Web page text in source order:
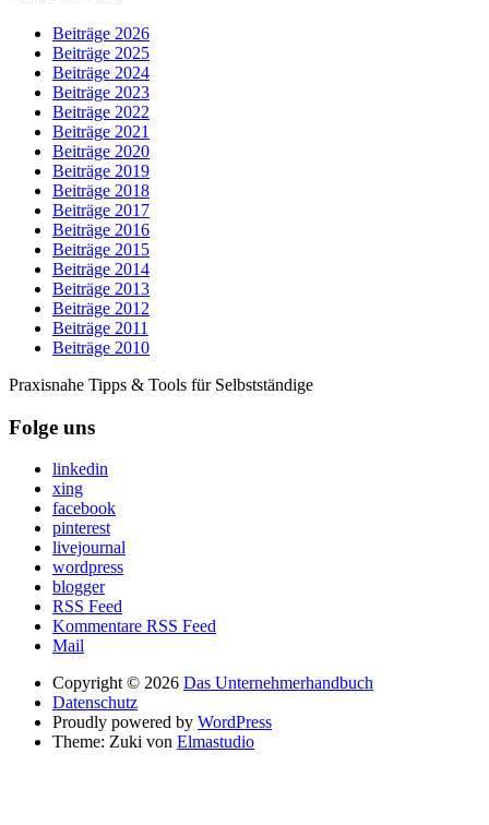
Beiträge 2026
Beiträge 2025
Beiträge 2024
Beiträge 2023
Beiträge 2022
Beiträge 2021
Beiträge 2020
Beiträge 2019
Beiträge 2018
Beiträge 2017
Beiträge 2016
Beiträge 2015
Beiträge 2014
Beiträge 2013
Beiträge 2012
Beiträge 2011
Beiträge 2010
Praxisnahe Tipps & Tools für Selbstständige
Folge uns
linkedin
xing
facebook
pinterest
livejournal
wordpress
blogger
RSS Feed
Kommentare RSS Feed
Mail
Copyright © 2026 Das Unternehmerhandbuch
Datenschutz
Proudly powered by WordPress
Theme: Zuki von Elmastudio